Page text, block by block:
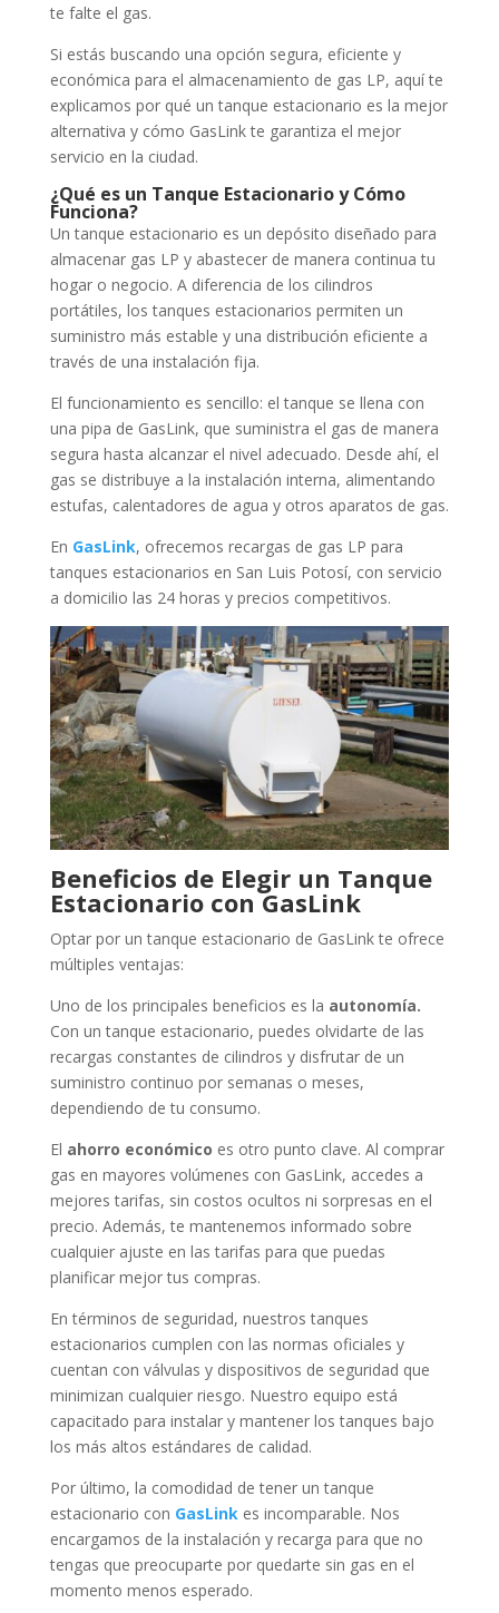
te falte el gas.
Si estás buscando una opción segura, eficiente y
económica para el almacenamiento de gas LP, aquí te
explicamos por qué un tanque estacionario es la mejor
alternativa y cómo GasLink te garantiza el mejor
servicio en la ciudad.
¿Qué es un Tanque Estacionario y Cómo
Funciona?
Un tanque estacionario es un depósito diseñado para
almacenar gas LP y abastecer de manera continua tu
hogar o negocio. A diferencia de los cilindros
portátiles, los tanques estacionarios permiten un
suministro más estable y una distribución eficiente a
través de una instalación fija.
El funcionamiento es sencillo: el tanque se llena con
una pipa de GasLink, que suministra el gas de manera
segura hasta alcanzar el nivel adecuado. Desde ahí, el
gas se distribuye a la instalación interna, alimentando
estufas, calentadores de agua y otros aparatos de gas.
En GasLink, ofrecemos recargas de gas LP para
tanques estacionarios en San Luis Potosí, con servicio
a domicilio las 24 horas y precios competitivos.
Beneficios de Elegir un Tanque
Estacionario con GasLink
Optar por un tanque estacionario de GasLink te ofrece
múltiples ventajas:
Uno de los principales beneficios es la autonomía.
Con un tanque estacionario, puedes olvidarte de las
recargas constantes de cilindros y disfrutar de un
suministro continuo por semanas o meses,
dependiendo de tu consumo.
El ahorro económico es otro punto clave. Al comprar
gas en mayores volúmenes con GasLink, accedes a
mejores tarifas, sin costos ocultos ni sorpresas en el
precio. Además, te mantenemos informado sobre
cualquier ajuste en las tarifas para que puedas
planificar mejor tus compras.
En términos de seguridad, nuestros tanques
estacionarios cumplen con las normas oficiales y
cuentan con válvulas y dispositivos de seguridad que
minimizan cualquier riesgo. Nuestro equipo está
capacitado para instalar y mantener los tanques bajo
los más altos estándares de calidad.
Por último, la comodidad de tener un tanque
estacionario con GasLinkes incomparable. Nos
encargamos de la instalación y recarga para que no
tengas que preocuparte por quedarte sin gas en el
momento menos esperado.